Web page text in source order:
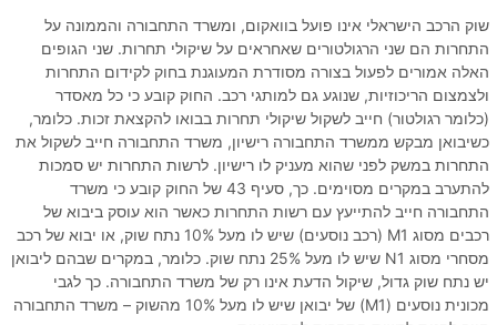
שוק הרכב הישראלי אינו פועל בוואקום, ומשרד התחבורה והממונה על
התחרות הם שני הרגולטורים שאחראים על שיקולי תחרות. שני הגופים
האלה אמורים לפעול בצורה מסודרת המעוגנת בחוק לקידום התחרות
ולצמצום הריכוזיות, שנוגע גם למותגי רכב. החוק קובע כי כל מאסדר
(כלומר רגולטור) חייב לשקול שיקולי תחרות בבואו להקצאת זכות. כלומר,
כשיבואן מבקש ממשרד התחבורה רישיון, משרד התחבורה חייב לשקול את
התחרות במשק לפני שהוא מעניק לו רישיון. לרשות התחרות יש סמכות
להתערב במקרים מסוימים. כך, סעיף 43 של החוק קובע כי משרד
התחבורה חייב להתייעץ עם רשות התחרות כאשר הוא עוסק ביבוא של
רכבים מסוג M1 (רכב נוסעים) שיש לו מעל 10% נתח שוק, או יבוא של רכב
מסחרי מסוג N1 שיש לו מעל 25% נתח שוק. כלומר, במקרים שבהם ליבואן
יש נתח שוק גדול, שיקול הדעת אינו רק של משרד התחבורה. כך לגבי
מכונית נוסעים (M1) של יבואן שיש לו מעל 10% מהשוק – משרד התחבורה